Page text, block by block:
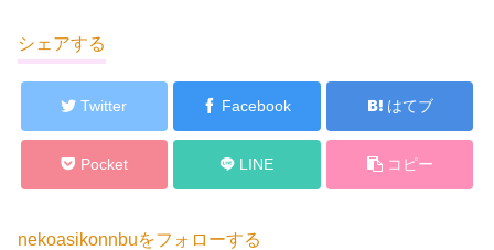
シェアする
Twitter Facebook はてブ
Pocket LINE コピー
nekoasikonnbuをフォローする